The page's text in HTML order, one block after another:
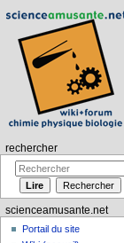
rechercher
scienceamusante.net
Portail du site